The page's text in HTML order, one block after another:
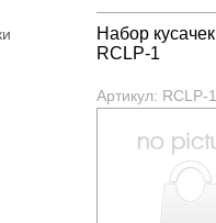
Набор
RCLP-1
Артикул: RCLP-1